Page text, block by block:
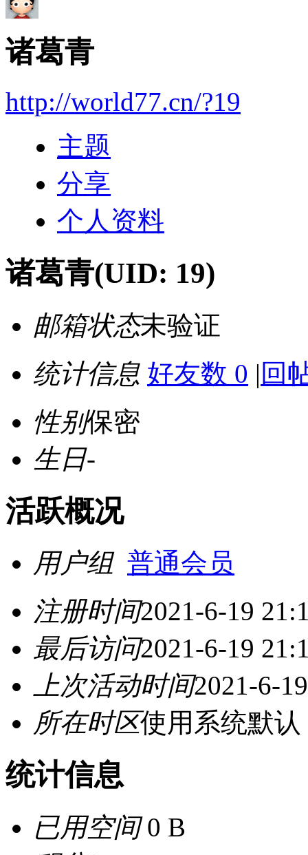
诸葛青
http://world77.cn/?19
主题
分享
个人资料
诸葛青(UID: 19)
邮箱状态未验证
统计信息 好友数 0 | 回
性别保密
生日-
活跃概况
用户组 普通会员
注册时间2021-6-19
最后访问2021-6-19
上次活动时间2021-6-
所在时区使用系统默认
统计信息
已用空间0 B